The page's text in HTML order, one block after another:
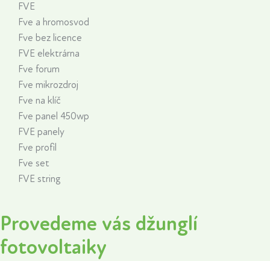
FVE
Fve a hromosvod
Fve bez licence
FVE elektrárna
Fve forum
Fve mikrozdroj
Fve na klíč
Fve panel 450wp
FVE panely
Fve profil
Fve set
FVE string
Provedeme vás džunglí
fotovoltaiky